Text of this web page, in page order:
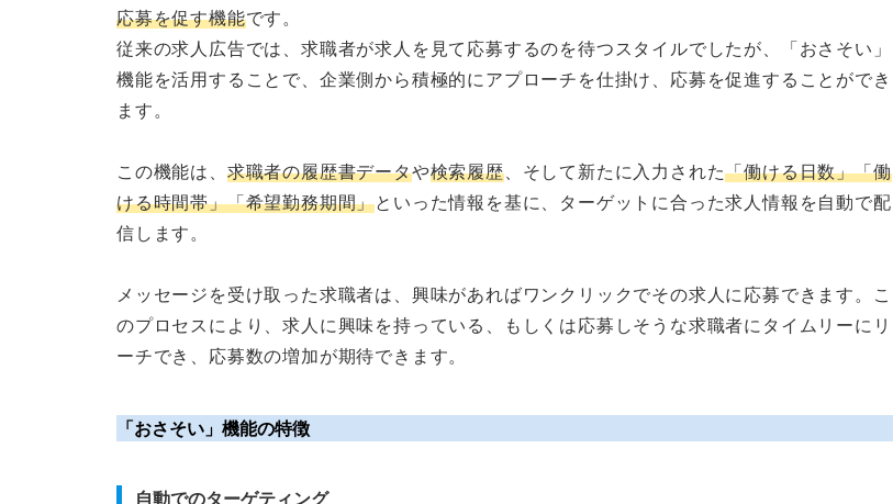
応募を促す機能です。
従来の求人広告では、求職者が求人を見て応募するのを待つスタイルでしたが、「おさそい」
機能を活用することで、企業側から積極的にアプローチを仕掛け、応募を促進することができ
ます。
この機能は、 求職者の履歴書データや検索履歴、そして新たに入力された「働ける日数」「働
ける時間帯」「希望勤務期間」といった情報を基に、ターゲットに合った求人情報を自動で配
信します。
メッセージを受け取った求職者は、興味があればワンクリックでその求人に応募できます。こ
のプロセスにより、求人に興味を持っている、もしくは応募しそうな求職者にタイムリーにリ
ーチでき、応募数の増加が期待できます。
「おさそい」機能の特徴
自動でのターゲティング